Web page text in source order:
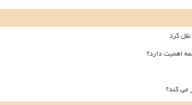
کرد
اهمیت دارد؟
می کند؟